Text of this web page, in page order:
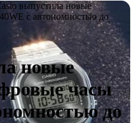
выпустила новые
с автономностью до
новые
часы
до